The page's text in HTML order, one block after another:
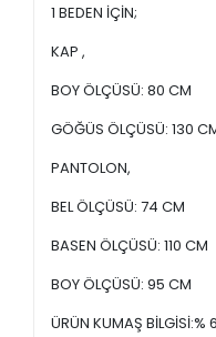
1 BEDEN İÇİN;
KAP ,
BOY ÖLÇÜSÜ: 80 CM
GÖĞÜS ÖLÇÜSÜ: 130
PANTOLON,
BEL ÖLÇÜSÜ: 74 CM
BASEN ÖLÇÜSÜ: 110 CM
BOY ÖLÇÜSÜ: 95 CM
ÜRÜN KUMAŞ